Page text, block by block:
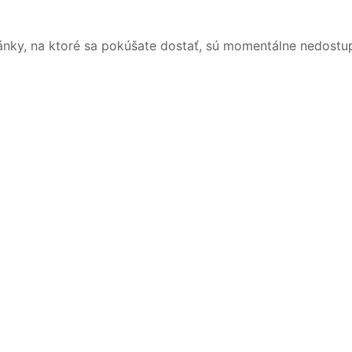
na ktoré sa pokúšate dostať, sú momentálne